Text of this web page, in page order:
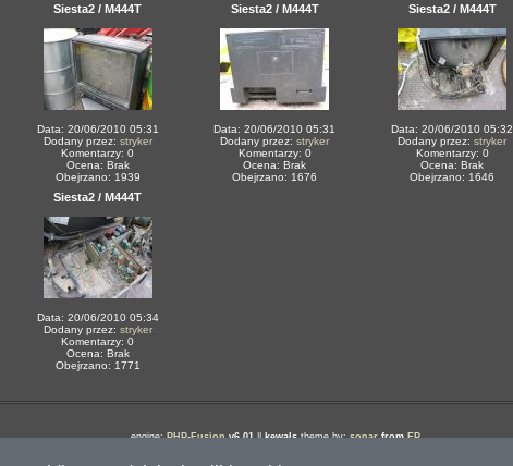
Siesta2 / M444T
Data: 20/06/2010 05:31
Dodany przez: stryker
Komentarzy: 0
Ocena: Brak
Obejrzano: 1939
Siesta2 / M444T
Data: 20/06/2010 05:31
Dodany przez: stryker
Komentarzy: 0
Ocena: Brak
Obejrzano: 1676
Siesta2 / M444T
Data: 20/06/2010 05:32
Dodany przez: stryker
Komentarzy: 0
Ocena: Brak
Obejrzano: 1646
Siesta2 / M444T
Data: 20/06/2010 05:34
Dodany przez: stryker
Komentarzy: 0
Ocena: Brak
Obejrzano: 1771
engine:PHP-Fusionv6.01||kewalstheme by:sonarfromEP